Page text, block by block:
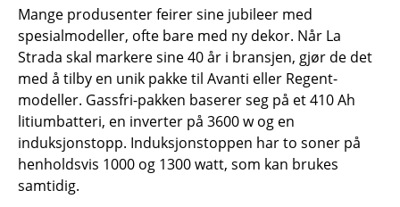
Mange produsenter feirer sine jubileer med
spesialmodeller, ofte bare med ny dekor. Når La
Strada skal markere sine 40 år i bransjen, gjør de det
med å tilby en unik pakke til Avanti eller Regent-
modeller. Gassfri-pakken baserer seg på et 410 Ah
litiumbatteri, en inverter på 3600 w og en
induksjonstopp. Induksjonstoppen har to soner på
henholdsvis 1000 og 1300 watt, som kan brukes
samtidig.